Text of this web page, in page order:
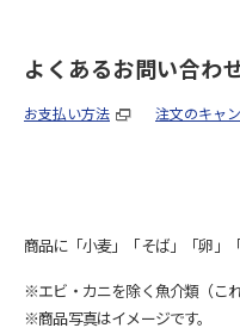
よくあるお問い合わ
お支払い方法 注文のキャ
商品に「小麦」「そば」「卵」
※エビ・カニを除く魚介類（こ
※商品写真はイメージです。